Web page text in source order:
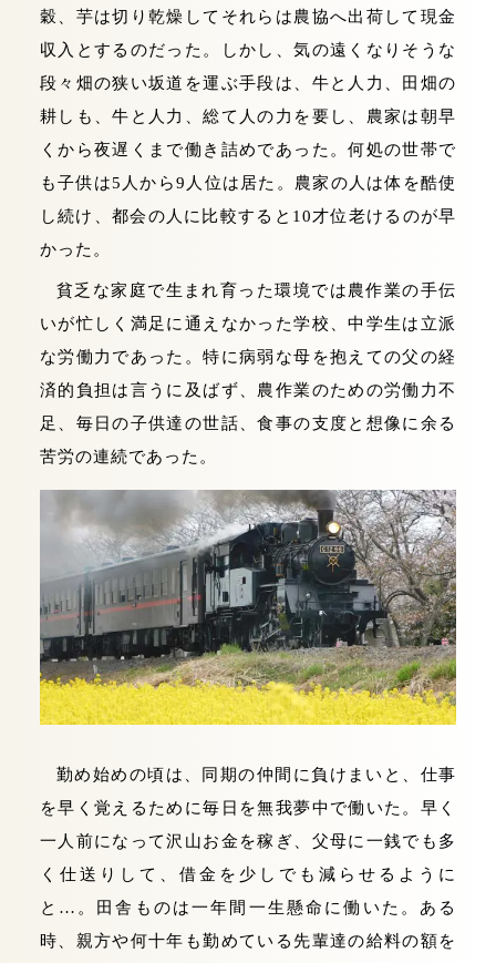
穀、芋は切り乾燥してそれらは農協へ出荷して現金
収入とするのだった。しかし、気の遠くなりそうな
段々畑の狭い坂道を運ぶ手段は、牛と人力、田畑の
耕しも、牛と人力、総て人の力を要し、農家は朝早
くから夜遅くまで働き詰めであった。何処の世帯で
も子供は5人から9人位は居た。農家の人は体を酷使
し続け、都会の人に比較すると10才位老けるのが早
かった。
貧乏な家庭で生まれ育った環境では農作業の手伝
いが忙しく満足に通えなかった学校、中学生は立派
な労働力であった。特に病弱な母を抱えての父の経
済的負担は言うに及ばず、農作業のための労働力不
足、毎日の子供達の世話、食事の支度と想像に余る
苦労の連続であった。
勤め始めの頃は、同期の仲間に負けまいと、仕事
を早く覚えるために毎日を無我夢中で働いた。早く
一人前になって沢山お金を稼ぎ、父母に一銭でも多
く仕送りして、借金を少しでも減らせるように
と…。田舎ものは一年間一生懸命に働いた。ある
時、親方や何十年も勤めている先輩達の給料の額を